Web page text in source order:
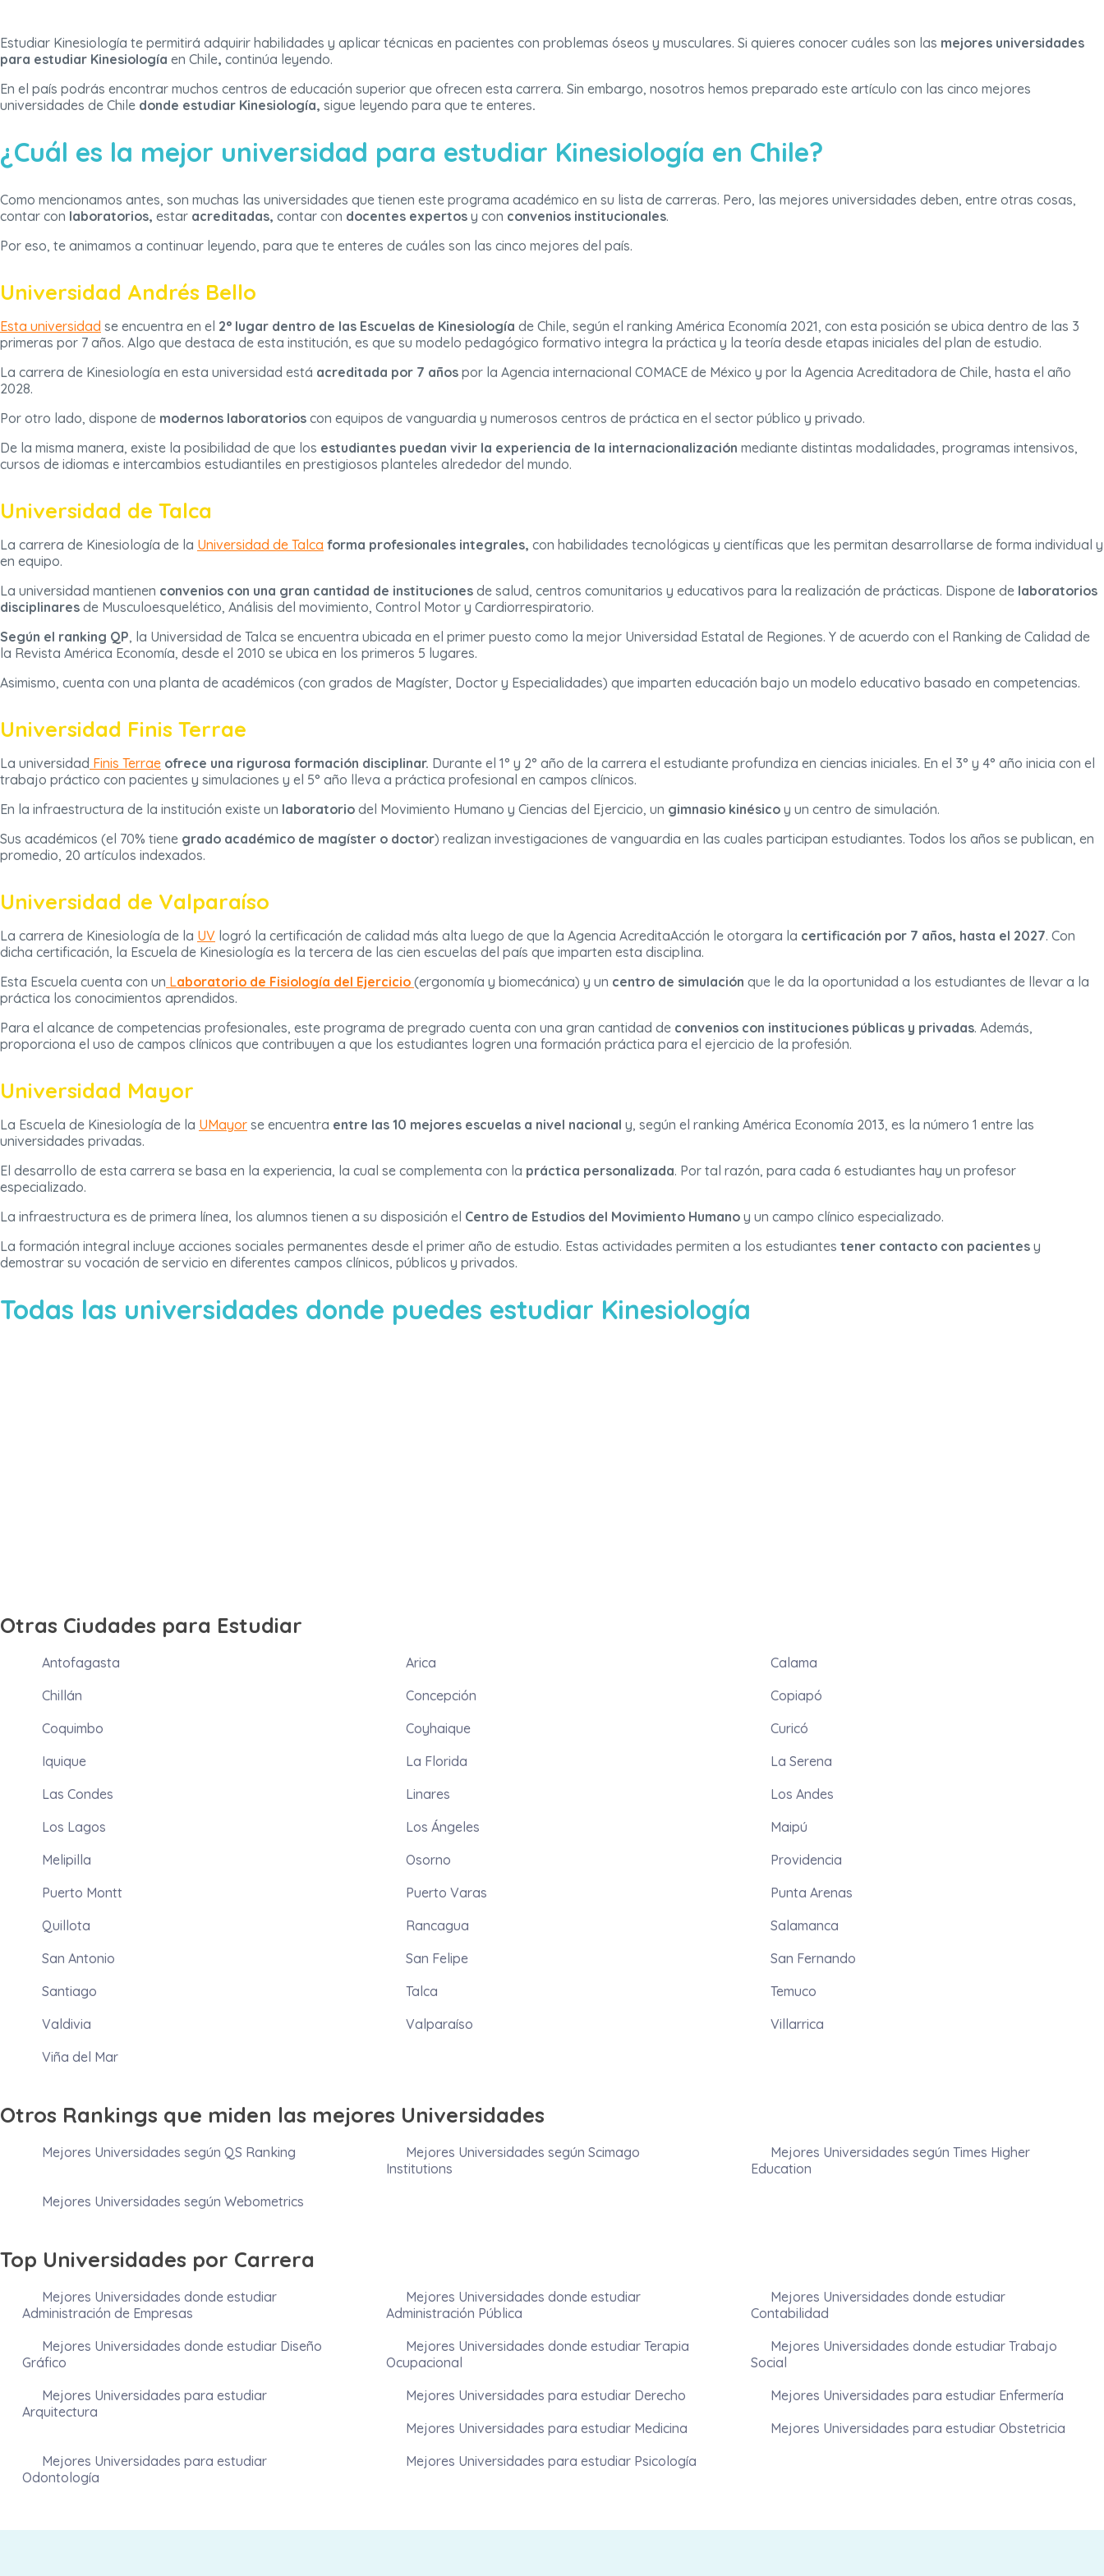
Estudiar Kinesiología te permitirá adquirir habilidades y aplicar técnicas en pacientes con problemas óseos y musculares. Si quieres conocer cuáles son las mejores universidades
para estudiar Kinesiología en Chile, continúa leyendo.
En el país podrás encontrar muchos centros de educación superior que ofrecen esta carrera. Sin embargo, nosotros hemos preparado este artículo con las cinco mejores
universidades de Chile donde estudiar Kinesiología, sigue leyendo para que te enteres.
¿Cuál es la mejor universidad para estudiar Kinesiología en Chile?
Como mencionamos antes, son muchas las universidades que tienen este programa académico en su lista de carreras. Pero, las mejores universidades deben, entre otras cosas,
contar con laboratorios, estar acreditadas, contar con docentes expertos y con convenios institucionales.
Por eso, te animamos a continuar leyendo, para que te enteres de cuáles son las cinco mejores del país.
Universidad Andrés Bello
Esta universidad se encuentra en el 2° lugar dentro de las Escuelas de Kinesiología de Chile, según el ranking América Economía 2021, con esta posición se ubica dentro de las 3
primeras por 7 años. Algo que destaca de esta institución, es que su modelo pedagógico formativo integra la práctica y la teoría desde etapas iniciales del plan de estudio.
La carrera de Kinesiología en esta universidad está acreditada por 7 años por la Agencia internacional COMACE de México y por la Agencia Acreditadora de Chile, hasta el año
2028.
Por otro lado, dispone de modernos laboratorios con equipos de vanguardia y numerosos centros de práctica en el sector público y privado.
De la misma manera, existe la posibilidad de que los estudiantes puedan vivir la experiencia de la internacionalización mediante distintas modalidades, programas intensivos,
cursos de idiomas e intercambios estudiantiles en prestigiosos planteles alrededor del mundo.
Universidad de Talca
La carrera de Kinesiología de la Universidad de Talca forma profesionales integrales, con habilidades tecnológicas y científicas que les permitan desarrollarse de forma individual y
en equipo.
La universidad mantienen convenios con una gran cantidad de instituciones de salud, centros comunitarios y educativos para la realización de prácticas. Dispone de laboratorios
disciplinares de Musculoesquelético, Análisis del movimiento, Control Motor y Cardiorrespiratorio.
Según el ranking QP, la Universidad de Talca se encuentra ubicada en el primer puesto como la mejor Universidad Estatal de Regiones. Y de acuerdo con el Ranking de Calidad de
la Revista América Economía, desde el 2010 se ubica en los primeros 5 lugares.
Asimismo, cuenta con una planta de académicos (con grados de Magíster, Doctor y Especialidades) que imparten educación bajo un modelo educativo basado en competencias.
Universidad Finis Terrae
La universidad Finis Terrae ofrece una rigurosa formación disciplinar. Durante el 1° y 2° año de la carrera el estudiante profundiza en ciencias iniciales. En el 3° y 4° año inicia con el
trabajo práctico con pacientes y simulaciones y el 5° año lleva a práctica profesional en campos clínicos.
En la infraestructura de la institución existe un laboratorio del Movimiento Humano y Ciencias del Ejercicio, un gimnasio kinésico y un centro de simulación.
Sus académicos (el 70% tiene grado académico de magíster o doctor) realizan investigaciones de vanguardia en las cuales participan estudiantes. Todos los años se publican, en
promedio, 20 artículos indexados.
Universidad de Valparaíso
La carrera de Kinesiología de la UV logró la certificación de calidad más alta luego de que la Agencia AcreditaAcción le otorgara la certificación por 7 años, hasta el 2027. Con
dicha certificación, la Escuela de Kinesiología es la tercera de las cien escuelas del país que imparten esta disciplina.
Esta Escuela cuenta con un Laboratorio de Fisiología del Ejercicio (ergonomía y biomecánica) y un centro de simulación que le da la oportunidad a los estudiantes de llevar a la
práctica los conocimientos aprendidos.
Para el alcance de competencias profesionales, este programa de pregrado cuenta con una gran cantidad de convenios con instituciones públicas y privadas. Además,
proporciona el uso de campos clínicos que contribuyen a que los estudiantes logren una formación práctica para el ejercicio de la profesión.
Universidad Mayor
La Escuela de Kinesiología de la UMayor se encuentra entre las 10 mejores escuelas a nivel nacional y, según el ranking América Economía 2013, es la número 1 entre las
universidades privadas.
El desarrollo de esta carrera se basa en la experiencia, la cual se complementa con la práctica personalizada. Por tal razón, para cada 6 estudiantes hay un profesor
especializado.
La infraestructura es de primera línea, los alumnos tienen a su disposición el Centro de Estudios del Movimiento Humano y un campo clínico especializado.
La formación integral incluye acciones sociales permanentes desde el primer año de estudio. Estas actividades permiten a los estudiantes tener contacto con pacientes y
demostrar su vocación de servicio en diferentes campos clínicos, públicos y privados.
Todas las universidades donde puedes estudiar Kinesiología
Otras Ciudades para Estudiar
Antofagasta Arica
Calama
Chillán
Concepción
Copiapó
Coquimbo
Coyhaique
Curicó
Iquique
La Florida
La Serena
Las Condes
Linares
Los Andes
Los Lagos
Los Ángeles
Maipú
Melipilla
Osorno
Providencia
Puerto Montt
Puerto Varas
Punta Arenas
Quillota
Rancagua
Salamanca
San Antonio
San Felipe
San Fernando
Santiago
Talca
Temuco
Valdivia
Valparaíso
Villarrica
Viña del Mar
Otros Rankings que miden las mejores Universidades
Mejores Universidades según QS Ranking
Mejores Universidades según Scimago
Institutions
Mejores Universidades según Times Higher
Education
Mejores Universidades según Webometrics
Top Universidades por Carrera
Mejores Universidades donde estudiar
Administración de Empresas
Mejores Universidades donde estudiar
Administración Pública
Mejores Universidades donde estudiar
Contabilidad
Mejores Universidades donde estudiar Diseño
Gráfico
Mejores Universidades donde estudiar Terapia
Ocupacional
Mejores Universidades donde estudiar Trabajo
Social
Mejores Universidades para estudiar
Arquitectura
Mejores Universidades para estudiar Derecho
Mejores Universidades para estudiar Enfermería
Mejores Universidades para estudiar Medicina
Mejores Universidades para estudiar Obstetricia
Mejores Universidades para estudiar
Odontología
Mejores Universidades para estudiar Psicología